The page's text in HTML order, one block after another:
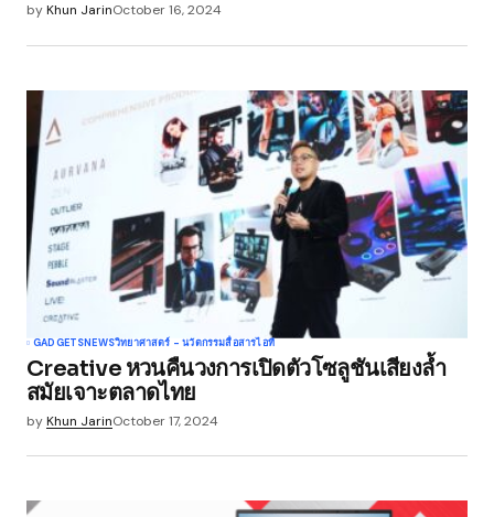
byKhun JarinOctober 16, 2024
GADGETSNEWSวิทยาศาสตร์ - นวัตกรรมสื่อสารไอที
Creative หวนคืนวงการเปิดตัวโซลูชันเสียงล้ำ
สมัยเจาะตลาดไทย
byKhun JarinOctober 17, 2024